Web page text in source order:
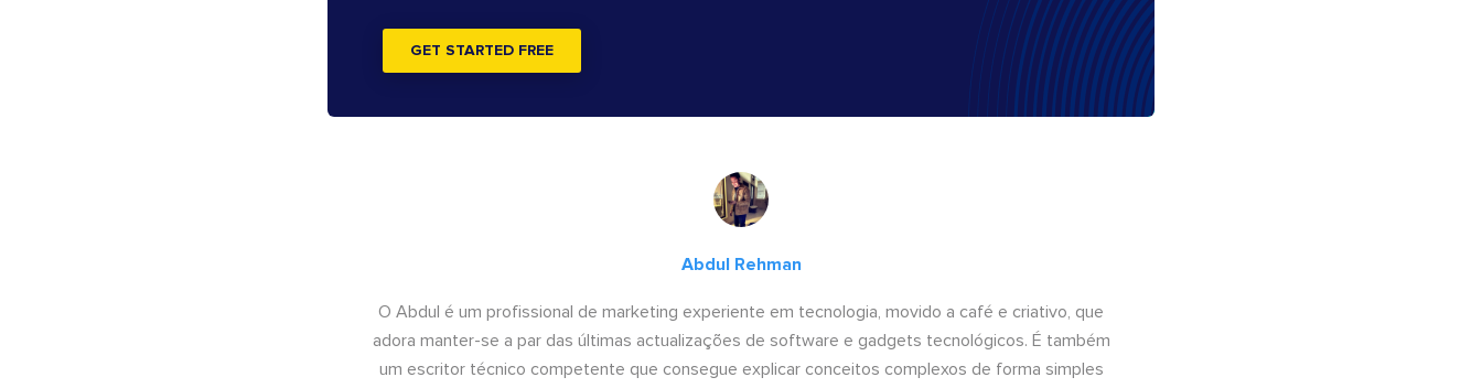
GET STARTED FREE
Abdul Rehman
O Abdul é um profissional de marketing experiente em tecnologia, movido a café e criativo, que
adora manter-se a par das últimas actualizações de software e gadgets tecnológicos. É também
um escritor técnico competente que consegue explicar conceitos complexos de forma simples